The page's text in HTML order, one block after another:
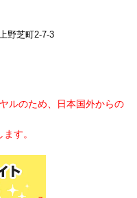
野芝町2-7-3
ルのため、日本国外からの
す。